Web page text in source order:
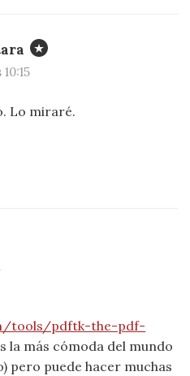
Lo miraré.
tools/pdftk-the-pdf-
la más cómoda del mundo
pero puede hacer muchas